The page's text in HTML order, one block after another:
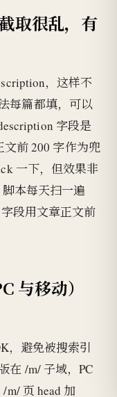
取很乱，有
，这样不
每篇都填，可以
字段是
文前 200 字作为兜
一下，但效果非
本每天扫一遍
段用文章正文前
与移动）
，避免被搜索引
在 /m/ 子域，PC
m/ 页 head 加